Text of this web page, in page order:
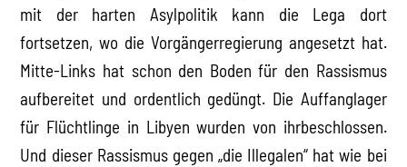
mit der harten Asylpolitik kann die Lega dort
fortsetzen, wo die Vorgängerregierung angesetzt hat.
Mitte-Links hat schon den Boden für den Rassismus
aufbereitet und ordentlich gedüngt. Die Auffanglager
für Flüchtlinge in Libyen wurden von ihrbeschlossen.
Und dieser Rassismus gegen „die Illegalen“ hat wie bei